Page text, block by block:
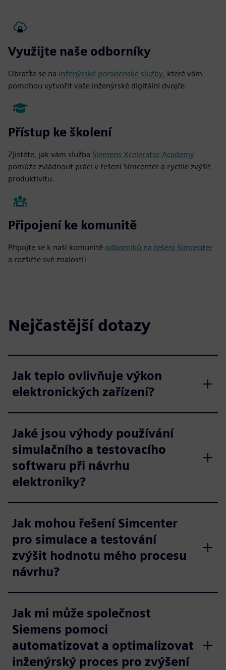
Využijte naše odborníky
Obraťte se na inženýrské poradenské služby, které vám
pomohou vytvořit vaše inženýrské digitální dvojče.
Přístup ke školení
Zjistěte, jak vám služba Siemens Xcelerator Academy
pomůže zvládnout práci v řešení Simcenter a rychle zvýšit
produktivitu.
Připojení ke komunitě
Připojte se k naší komunitě odborníků na řešení Simcenter
a rozšiřte své znalosti!
Nejčastější dotazy
Jak teplo ovlivňuje výkon
elektronických zařízení?
Jaké jsou výhody používání
simulačního a testovacího
softwaru při návrhu
elektroniky?
Jak mohou řešení Simcenter
pro simulace a testování
zvýšit hodnotu mého procesu
návrhu?
Jak mi může společnost
Siemens pomoci
automatizovat a optimalizovat
inženýrský proces pro zvýšení